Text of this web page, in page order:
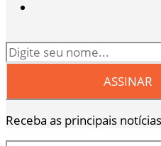
Receba as principais